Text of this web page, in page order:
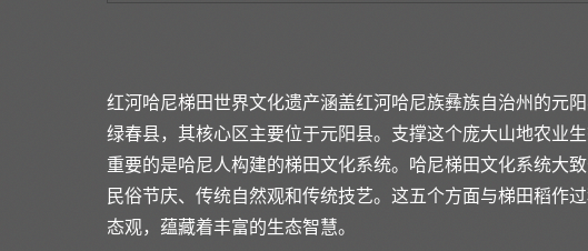
红河哈尼梯田世界文化遗产涵盖红河哈尼族彝族自治州的元
绿春县，其核心区主要位于元阳县。支撑这个庞大山地农业
重要的是哈尼人构建的梯田文化系统。哈尼梯田文化系统大
民俗节庆、传统自然观和传统技艺。这五个方面与梯田稻作
态观，蕴藏着丰富的生态智慧。